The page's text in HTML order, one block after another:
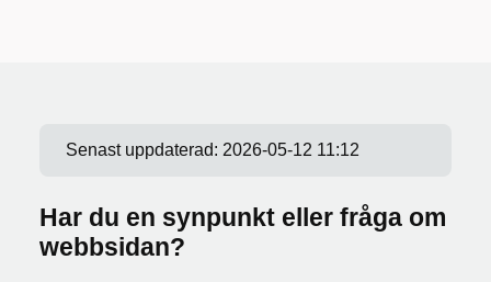
Senast uppdaterad: 2026-05-12 11:12
Har du en synpunkt eller fråga om
webbsidan?